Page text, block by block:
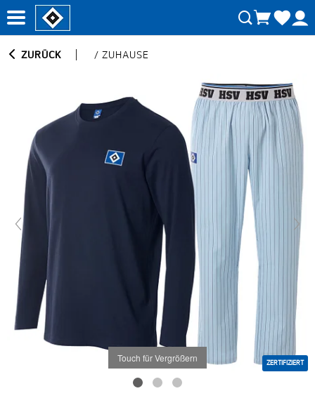
ZURÜCK /ZUHAUSE
Touch für Vergrößern ZERTIFIZIERT